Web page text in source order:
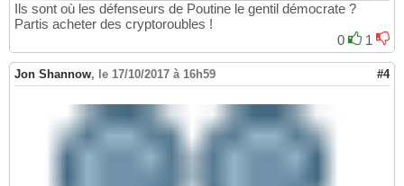
Ils sont où les défenseurs de Poutine le gentil démocrate ?
Partis acheter des cryptoroubles !
0
1
Jon Shannow, le 17/10/2017 à 16h59 #4